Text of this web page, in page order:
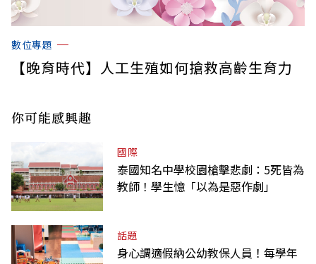
數位專題
【晚育時代】人工生殖如何搶救高齡生育力
你可能感興趣
國際
泰國知名中學校園槍擊悲劇：5死皆為
教師！學生憶「以為是惡作劇」
話題
身心調適假納公幼教保人員！每學年